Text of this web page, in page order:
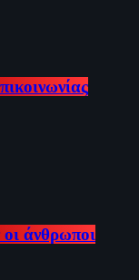
οι άνθρωποι